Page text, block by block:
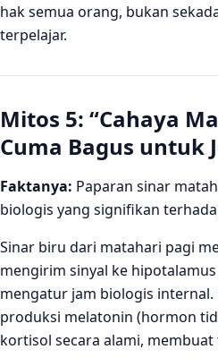
hak semua orang, bukan
terpelajar.
Mitos 5: “Cahaya
Cuma Bagus untuk
Faktanya: Paparan sinar
biologis yang signifikan
Sinar biru dari matahari pagi
mengirim sinyal ke
mengatur jam biologis internal.
produksi melatonin (hormon
kortisol secara alami,